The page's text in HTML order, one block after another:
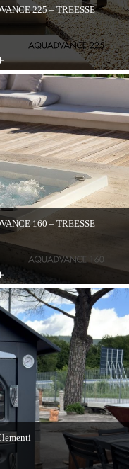
225 – TREESSE
160 – TREESSE